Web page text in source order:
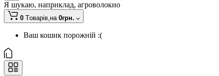
Я шукаю, наприклад, агроволокно
0 Tоварів,на 0грн.
Ваш кошик порожній :(